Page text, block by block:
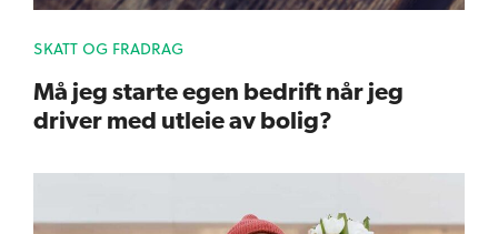
SKATT OG FRADRAG
Må jeg starte egen bedrift når jeg
driver med utleie av bolig?